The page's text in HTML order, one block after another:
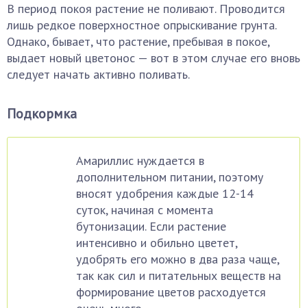
В период покоя растение не поливают. Проводится
лишь редкое поверхностное опрыскивание грунта.
Однако, бывает, что растение, пребывая в покое,
выдает новый цветонос — вот в этом случае его вновь
следует начать активно поливать.
Подкормка
Амариллис нуждается в
дополнительном питании, поэтому
вносят удобрения каждые 12-14
суток, начиная с момента
бутонизации. Если растение
интенсивно и обильно цветет,
удобрять его можно в два раза чаще,
так как сил и питательных веществ на
формирование цветов расходуется